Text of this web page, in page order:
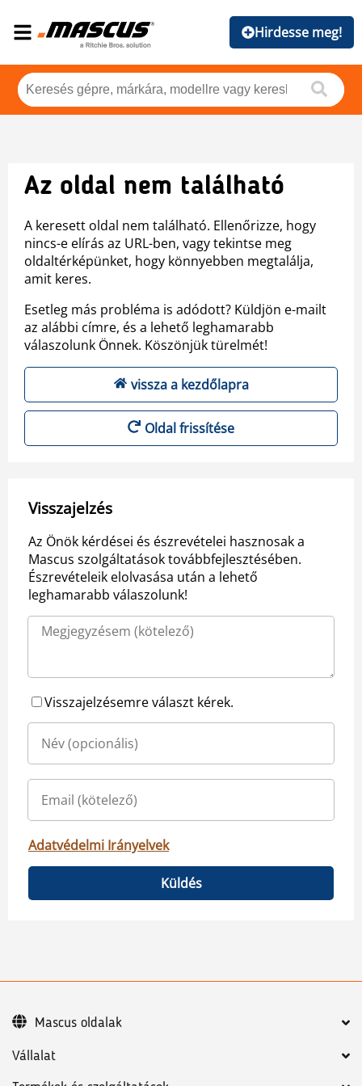
Hirdesse meg!
Az oldal nem található
A keresett oldal nem található. Ellenőrizze, hogy
nincs-e elírás az URL-ben, vagy tekintse meg
oldaltérképünket, hogy könnyebben megtalálja,
amit keres.
Esetleg más probléma is adódott? Küldjön e-mailt
az alábbi címre, és a lehető leghamarabb
válaszolunk Önnek. Köszönjük türelmét!
vissza a kezdőlapra
Oldal frissítése
Visszajelzés
Az Önök kérdései és észrevételei hasznosak a
Mascus szolgáltatások továbbfejlesztésében.
Észrevételeik elolvasása után a lehető
leghamarabb válaszolunk!
Visszajelzésemre választ kérek.
Adatvédelmi Irányelvek
Küldés
Vállalat
Mascus oldalak